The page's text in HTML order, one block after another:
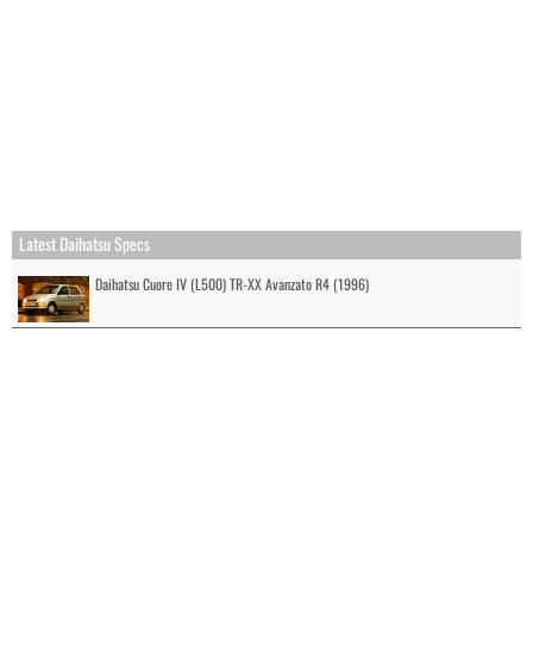
Latest Daihatsu Specs
Daihatsu Cuore IV (L500) TR-XX Avanzato R4 (1996)